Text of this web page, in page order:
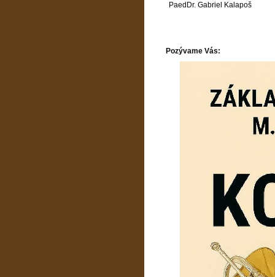
PaedDr. Gabriel Kalapoš
Pozývame Vás: